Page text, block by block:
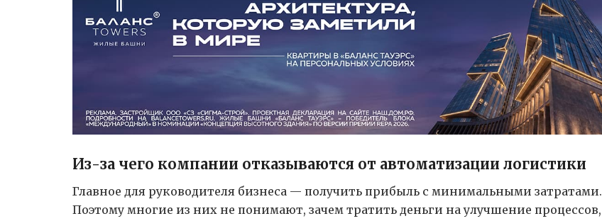
Из-за чего компании отказываются от автоматизации логистики
Главное для руководителя бизнеса — получить прибыль с минимальными затратами.
Поэтому многие из них не понимают, зачем тратить деньги на улучшение процессов,